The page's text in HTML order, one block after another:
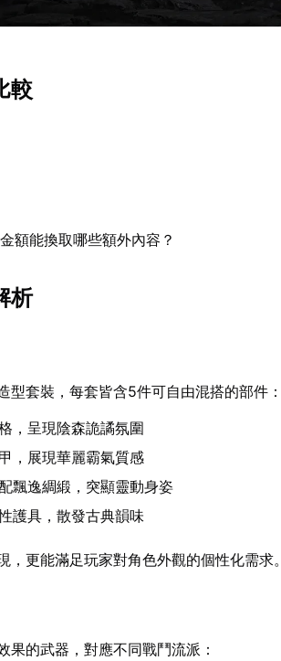
較
額能換取哪些額外內容？
析
型套裝，每套皆含5件可自由混搭的部件：
，呈現陰森詭譎氛圍
，展現華麗霸氣質感
飄逸綢緞，突顯靈動身姿
護具，散發古典韻味
，更能滿足玩家對角色外觀的個性化需求。
果的武器，對應不同戰鬥流派：